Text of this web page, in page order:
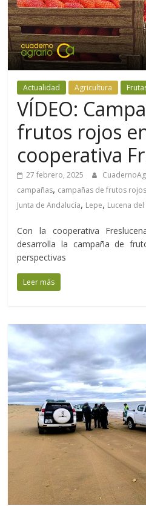
Actualidad Agricultura
VÍDEO:
frutos rojos
cooperativa
27 febrero, 2025
campañas, campañas de frutos rojos
Junta de Andalucía, Lepe, Lucena
Con la cooperativa
desarrolla la campaña de
perspectivas
Leer más